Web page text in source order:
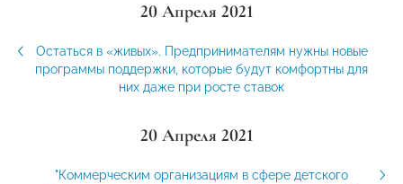
20 Апреля 2021
Остаться в «живых». Предпринимателям нужны новые
программы поддержки, которые будут комфортны для
них даже при росте ставок
20 Апреля 2021
"Коммерческим организациям в сфере детского